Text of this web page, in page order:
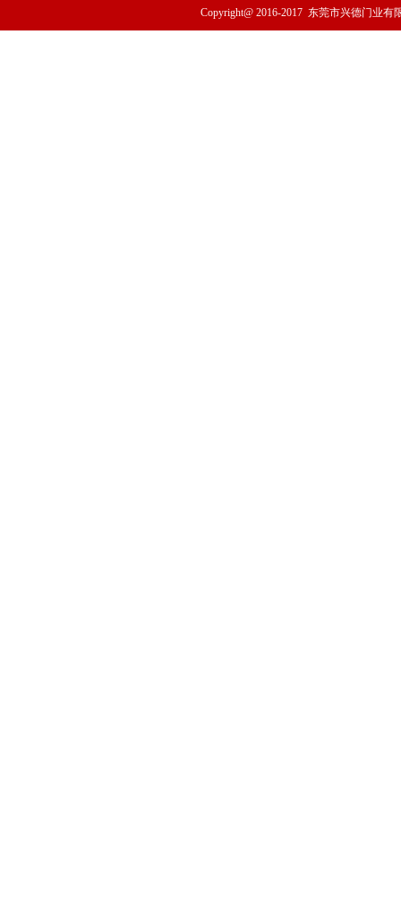
Copyright@ 2016-2017 东莞市兴德门业有